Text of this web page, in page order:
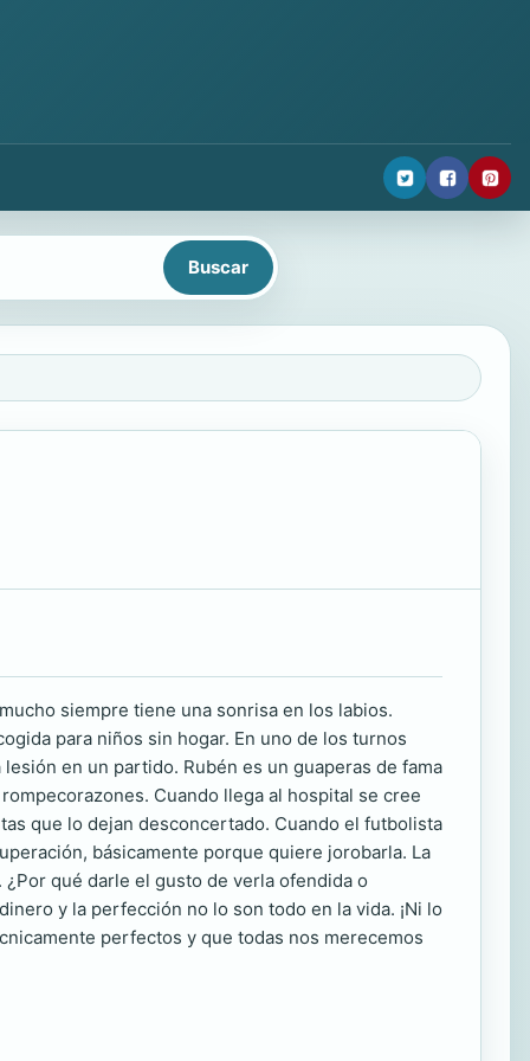
siempre tiene una sonrisa en los labios.
para niños sin hogar. En uno de los turnos
en un partido. Rubén es un guaperas de fama
Cuando llega al hospital se cree
que lo dejan desconcertado. Cuando el futbolista
básicamente porque quiere jorobarla. La
qué darle el gusto de verla ofendida o
y la perfección no lo son todo en la vida. ¡Ni lo
perfectos y que todas nos merecemos